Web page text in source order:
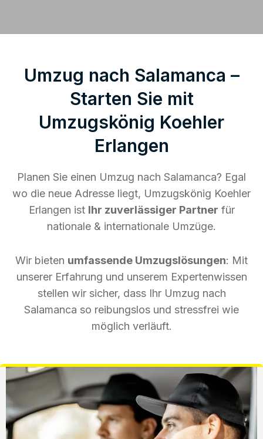
Umzug nach Salamanca –
Starten Sie mit
Umzugskönig Koehler
Erlangen
Planen Sie einen Umzug nach Salamanca? Egal
wo die neue Adresse liegt, Umzugskönig Koehler
Erlangen ist Ihr zuverlässiger Partner für
nationale & internationale Umzüge.
Wir bieten umfassende Umzugslösungen: Mit
unserer Erfahrung und unserem Expertenwissen
stellen wir sicher, dass Ihr Umzug nach
Salamanca so reibungslos und stressfrei wie
möglich verläuft.